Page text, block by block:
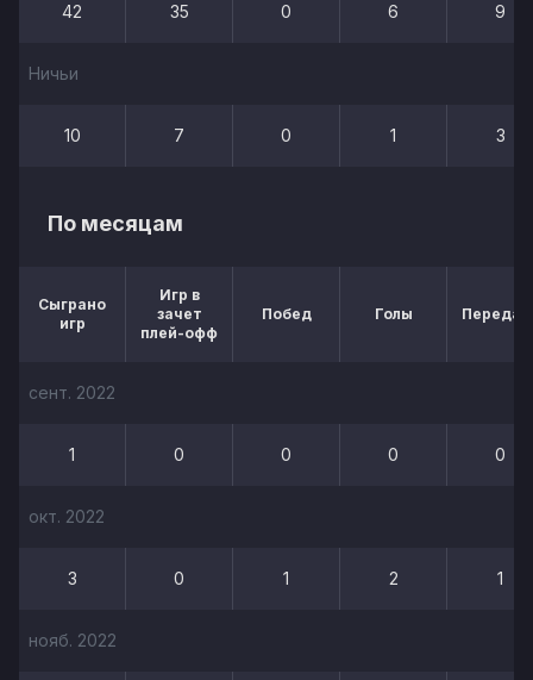
42 35 0 6 9
Ничьи
10 7 0 1 3
По месяцам
Сыграно
игр
Игр в
зачет
плей-офф
Побед Голы
сент. 2022
1 0 0 0 0
окт. 2022
3 0 1 2 1
нояб. 2022